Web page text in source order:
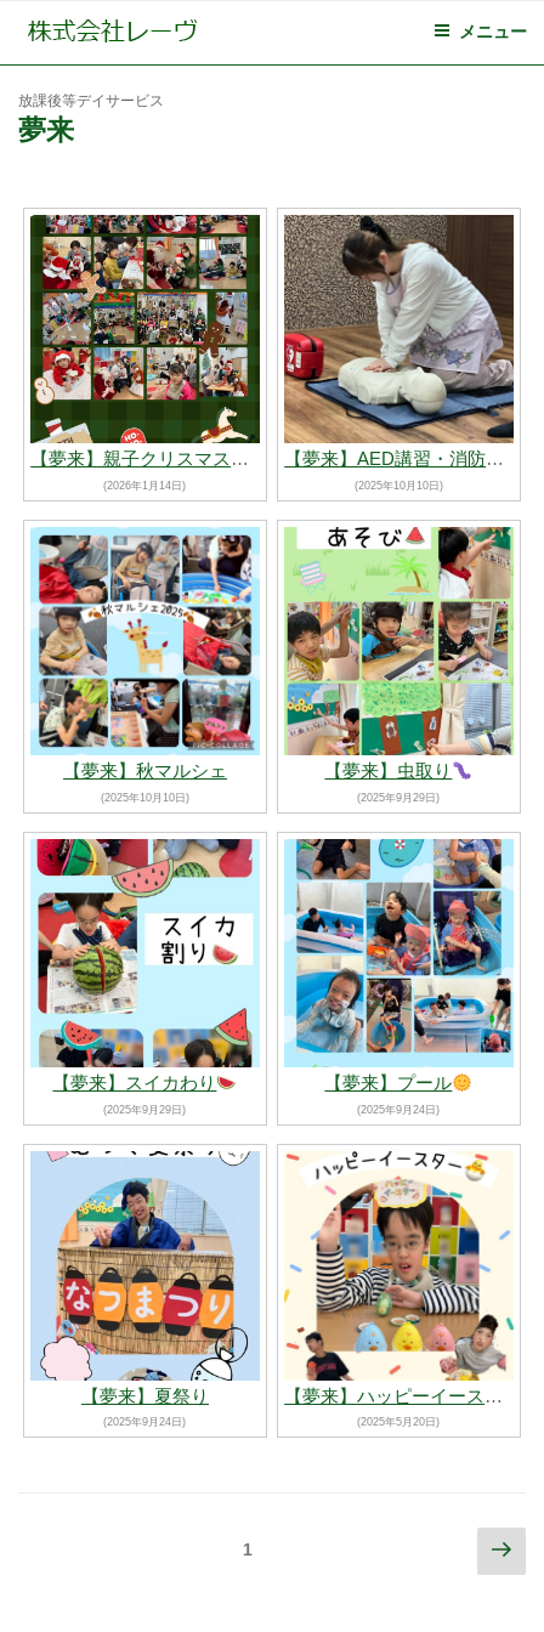
メニュー
放課後等デイサービス
夢来
【夢来】親子クリスマス会
(2026年1月14日)
【夢来】AED講習・消防訓練
(2025年10月10日)
【夢来】秋マルシェ
(2025年10月10日)
【夢来】虫取り
(2025年9月29日)
【夢来】スイカわり
(2025年9月29日)
【夢来】プール
(2025年9月24日)
【夢来】夏祭り
(2025年9月24日)
【夢来】ハッピーイースター
(2025年5月20日)
1